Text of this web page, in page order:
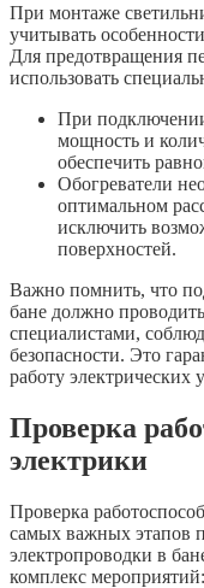
При монтаже
учитывать
Для предотвращения
использовать
При
мощность и
обеспечить
Обогреватели
оптимальном
исключить
поверхностей.
Важно помнить, что
бане должно
специалистами,
безопасности. Это
работу электрических
Проверка
электрики
Проверка
самых важных этапов
электропроводки в
комплекс мероприятий: